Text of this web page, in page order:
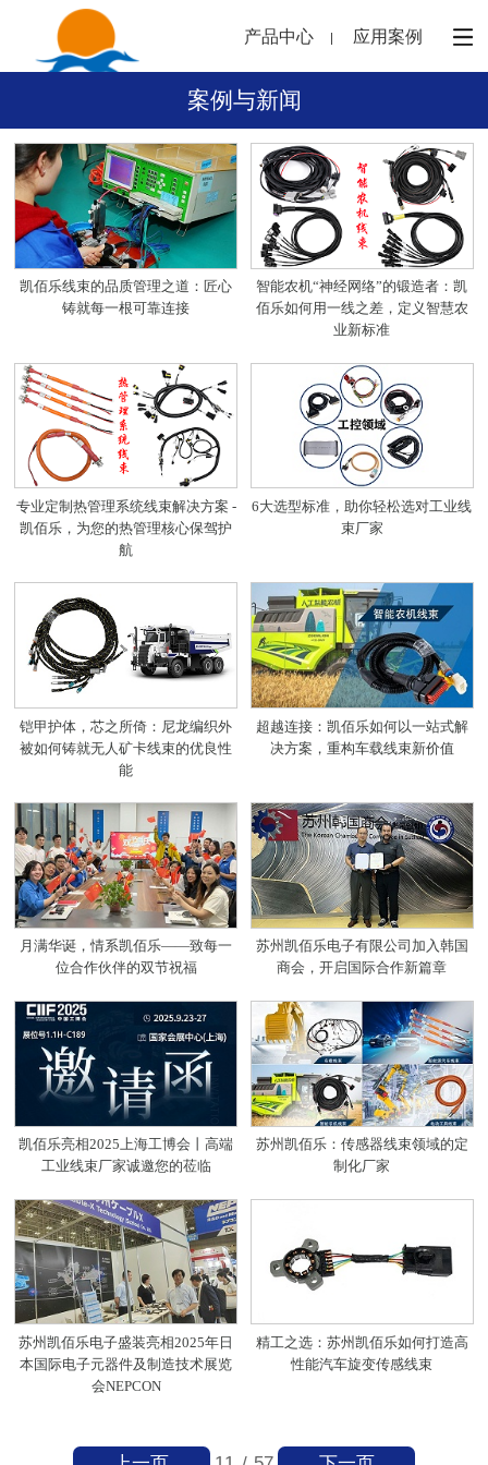
产品中心 应用案例
案例与新闻
凯佰乐线束的品质管理之道：匠心
铸就每一根可靠连接
智能农机“神经网络”的锻造者：凯
佰乐如何用一线之差，定义智慧农
业新标准
专业定制热管理系统线束解决方案 -
凯佰乐，为您的热管理核心保驾护
航
6大选型标准，助你轻松选对工业线
束厂家
铠甲护体，芯之所倚：尼龙编织外
被如何铸就无人矿卡线束的优良性
能
超越连接：凯佰乐如何以一站式解
决方案，重构车载线束新价值
月满华诞，情系凯佰乐——致每一
位合作伙伴的双节祝福
苏州凯佰乐电子有限公司加入韩国
商会，开启国际合作新篇章
凯佰乐亮相2025上海工博会丨高端
工业线束厂家诚邀您的莅临
苏州凯佰乐：传感器线束领域的定
制化厂家
苏州凯佰乐电子盛装亮相2025年日
本国际电子元器件及制造技术展览
会NEPCON
精工之选：苏州凯佰乐如何打造高
性能汽车旋变传感线束